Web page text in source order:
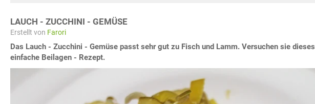
LAUCH - ZUCCHINI - GEMÜSE
Erstellt von Farori
Das Lauch - Zucchini - Gemüse passt sehr gut zu Fisch und Lamm. Versuchen sie dieses
einfache Beilagen - Rezept.